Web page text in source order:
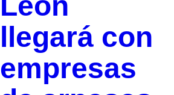
llegará con
empresas